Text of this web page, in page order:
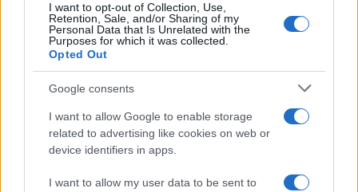
I want to opt-out of Collection, Use,
Retention, Sale, and/or Sharing of my
Personal Data that Is Unrelated with the
Purposes for which it was collected.
Opted Out
Google consents
I want to allow Google to enable storage
related to advertising like cookies on web or
device identifiers in apps.
I want to allow my user data to be sent to